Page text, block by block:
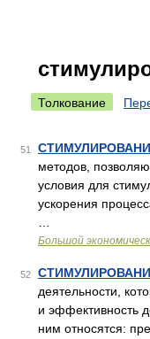
Толкование
51
методов,
условия для
ускорения
Большой
52
деятельности,
и эффективность
ним относятся: